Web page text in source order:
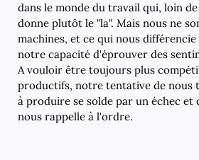
dans le monde du travail qui, loin
donne plutôt le "la". Mais nous ne
machines, et ce qui nous
notre capacité d'éprouver des
A vouloir être toujours plus
productifs, notre tentative de nous
à produire se solde par un échec
nous rappelle à l'ordre.